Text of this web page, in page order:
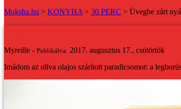
Moksha.hu > KONYHA> 30 PERC > Üvegbe zárt
Myreille - Publikálva: 2017. augusztus 17., csütörtök
Imádom az olíva olajos szárított paradicsomot: a